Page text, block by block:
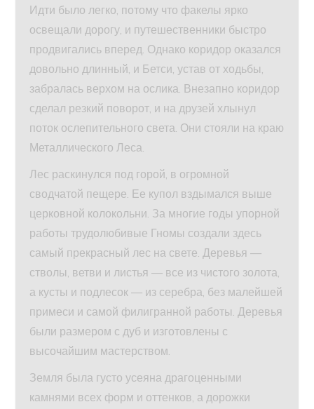
Идти было легко, потому что факелы ярко
освещали дорогу, и путешественники быстро
продвигались вперед. Однако коридор оказался
довольно длинный, и Бетси, устав от ходьбы,
забралась верхом на ослика. Внезапно коридор
сделал резкий поворот, и на друзей хлынул
поток ослепительного света. Они стояли на краю
Металлического Леса.
Лес раскинулся под горой, в огромной
сводчатой пещере. Ее купол вздымался выше
церковной колокольни. За многие годы упорной
работы трудолюбивые Гномы создали здесь
самый прекрасный лес на свете. Деревья —
стволы, ветви и листья — все из чистого золота,
а кусты и подлесок — из серебра, без малейшей
примеси и самой филигранной работы. Деревья
были размером с дуб и изготовлены с
высочайшим мастерством.
Земля была густо усеяна драгоценными
камнями всех форм и оттенков, а дорожки